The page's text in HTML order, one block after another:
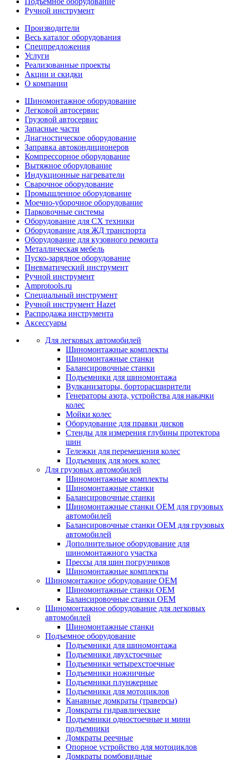
Ручной инструмент
Производители
Весь каталог оборудования
Спецпредложения
Услуги
Реализованные проекты
Акции и скидки
О компании
Шиномонтажное оборудование
Легковой автосервис
Грузовой автосервис
Запасные части
Диагностическое оборудование
Заправка автокондиционеров
Компрессорное оборудование
Вытяжное оборудование
Индукционные нагреватели
Сварочное оборудование
Промышленное оборудование
Моечно-уборочное оборудование
Парковочные системы
Оборудование для СХ техники
Оборудование для ЖД транспорта
Оборудование для кузовного ремонта
Металлическая мебель
Пуско-зарядное оборудование
Пневматический инструмент
Ручной инструмент
Amprotools.ru
Специальный инструмент
Ручной инструмент Hazet
Распродажа инструмента
Аксессуары
Для легковых автомобилей
Шиномонтажные комплекты
Шиномонтажные станки
Балансировочные станки
Подъемники для шиномонтажа
Вулканизаторы, борторасширители
Генераторы азота, устройства для накачки
колес
Мойки колес
Оборудование для правки дисков
Стенды для измерения глубины протектора
шин
Тележки для перемещения колес
Подъемник для моек колеc
Для грузовых автомобилей
Шиномонтажные комплекты
Шиномонтажные станки
Балансировочные станки
Шиномонтажные станки ОЕМ для грузовых
автомобилей
Балансировочные станки ОЕМ для грузовых
автомобилей
Дополнительное оборудование для
шиномонтажного участка
Прессы для шин погрузчиков
Шиномонтажные комплекты
Шиномонтажное оборудование ОЕМ
Шиномонтажные станки ОЕМ
Балансировочные станки ОЕМ
Шиномонтажное оборудование для легковых
автомобилей
Шиномонтажные станки
Подъемное оборудование
Подъемники для шиномонтажа
Подъемники двухстоечные
Подъемники четырехстоечные
Подъемники ножничные
Подъемники плунжерные
Подъемники для мотоциклов
Канавные домкраты (траверсы)
Домкраты гидравлические
Подъемники одностоечные и мини
подъемники
Домкраты реечные
Опорное устройство для мотоциклов
Домкраты ромбовидные